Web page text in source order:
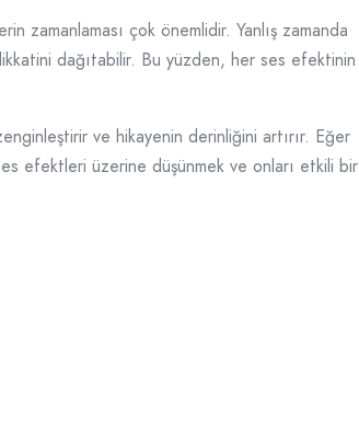
zamanlaması çok önemlidir. Yanlış zamanda
dağıtabilir. Bu yüzden, her ses efektinin
ve hikayenin derinliğini artırır. Eğer
efektleri üzerine düşünmek ve onları etkili bir